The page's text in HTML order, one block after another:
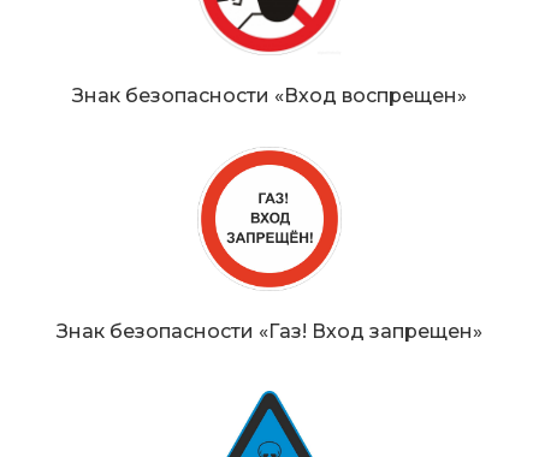
Знак безопасности «Вход воспрещен»
Знак безопасности «Газ! Вход запрещен»